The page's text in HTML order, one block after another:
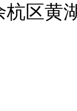
杭区黄